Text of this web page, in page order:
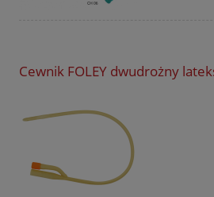
Cewnik FOLEY dwudrożny